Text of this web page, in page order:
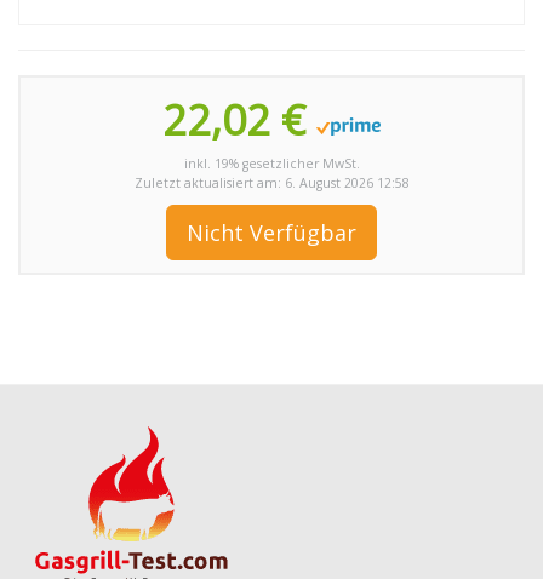
22,02 €
inkl. 19% gesetzlicher MwSt.
Zuletzt aktualisiert am: 6. August 2026 12:58
Nicht Verfügbar